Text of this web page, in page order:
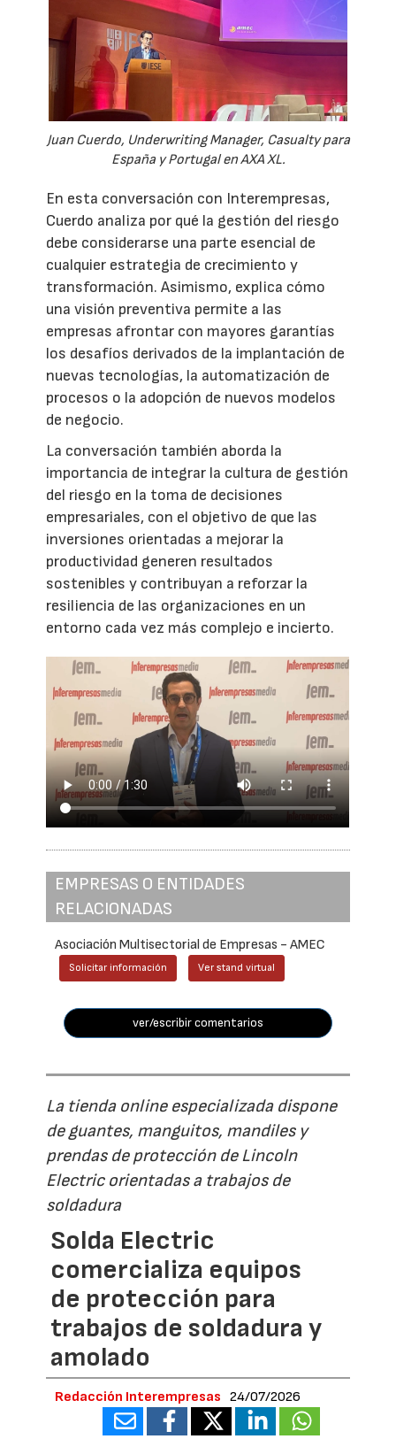
Juan Cuerdo, Underwriting Manager, Casualty para
España y Portugal en AXA XL.
En esta conversación con Interempresas,
Cuerdo analiza por qué la gestión del riesgo
debe considerarse una parte esencial de
cualquier estrategia de crecimiento y
transformación. Asimismo, explica cómo
una visión preventiva permite a las
empresas afrontar con mayores garantías
los desafíos derivados de la implantación de
nuevas tecnologías, la automatización de
procesos o la adopción de nuevos modelos
de negocio.
La conversación también aborda la
importancia de integrar la cultura de gestión
del riesgo en la toma de decisiones
empresariales, con el objetivo de que las
inversiones orientadas a mejorar la
productividad generen resultados
sostenibles y contribuyan a reforzar la
resiliencia de las organizaciones en un
entorno cada vez más complejo e incierto.
EMPRESAS O ENTIDADES
RELACIONADAS
Asociación Multisectorial de Empresas - AMEC
Solicitar información Ver stand virtual
ver/escribir comentarios
La tienda online especializada dispone
de guantes, manguitos, mandiles y
prendas de protección de Lincoln
Electric orientadas a trabajos de
soldadura
Solda Electric
comercializa equipos
de protección para
trabajos de soldadura y
amolado
Redacción Interempresas 24/07/2026